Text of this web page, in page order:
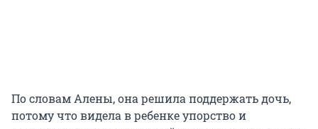
По словам Алены, она решила поддержать дочь,
потому что видела в ребенке упорство и